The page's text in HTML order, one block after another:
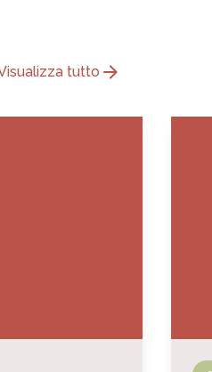
tutto arrow_forward